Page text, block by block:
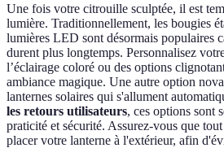
Une fois votre citrouille sculptée, il est
lumière. Traditionnellement, les bougies
lumières LED sont désormais populaires
durent plus longtemps. Personnalisez
l’éclairage coloré ou des options
ambiance magique. Une autre option
lanternes solaires qui s'allument
les retours utilisateurs, ces options sont
praticité et sécurité. Assurez-vous que
placer votre lanterne à l'extérieur, afin